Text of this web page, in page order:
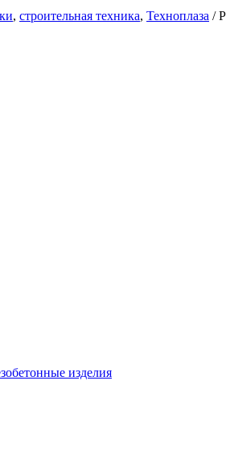
, строительная техника, Техноплаза /
изделия